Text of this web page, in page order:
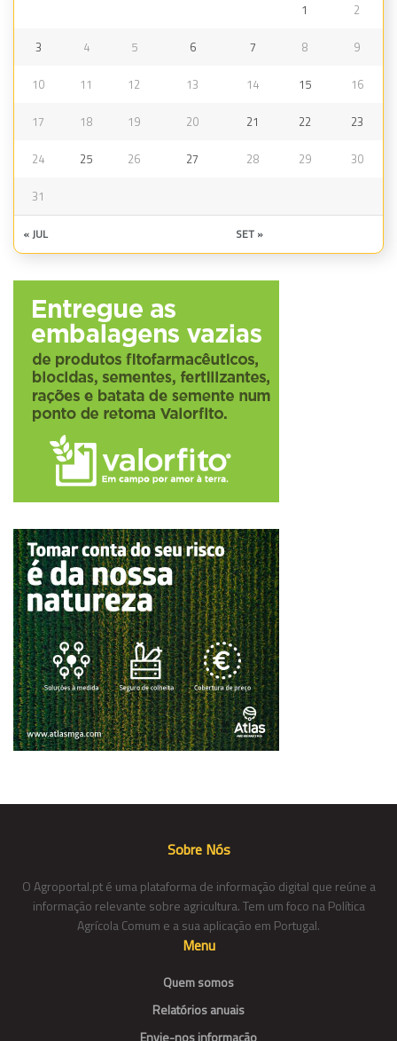
1 2
3 4 5 6 7 8 9
10 11 12 13 14 15 16
17 18 19 20 21 22 23
24 25 26 27 28 29 30
31
« JUL SET »
Sobre Nós
O Agroportal.pt é uma plataforma de informação digital que reúne a
informação relevante sobre agricultura. Tem um foco na Política
Agrícola Comum e a sua aplicação em Portugal.
Menu
Quem somos
Relatórios anuais
Envie-nos informação